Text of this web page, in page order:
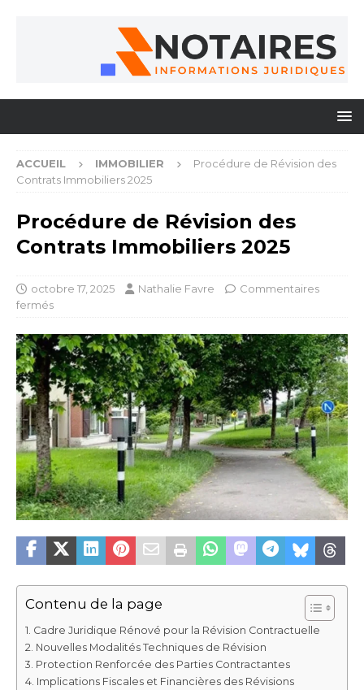
ACCUEIL IMMOBILIER
Procédure de Révision des
Contrats Immobiliers 2025
Procédure de Révision des
Contrats Immobiliers 2025
octobre 17, 2025 Nathalie Favre
Commentaires
fermés
Contenu de la page
Cadre Juridique Rénové pour la Révision Contractuelle
Nouvelles Modalités Techniques de Révision
Protection Renforcée des Parties Contractantes
Implications Fiscales et Financières des Révisions